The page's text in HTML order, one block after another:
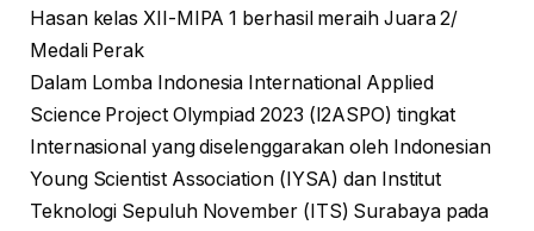
Hasan kelas XII-MIPA 1 berhasil meraih Juara 2/
Medali Perak
Dalam Lomba Indonesia International Applied
Science Project Olympiad 2023 (I2ASPO) tingkat
Internasional yang diselenggarakan oleh Indonesian
Young Scientist Association (IYSA) dan Institut
Teknologi Sepuluh November (ITS) Surabaya pada